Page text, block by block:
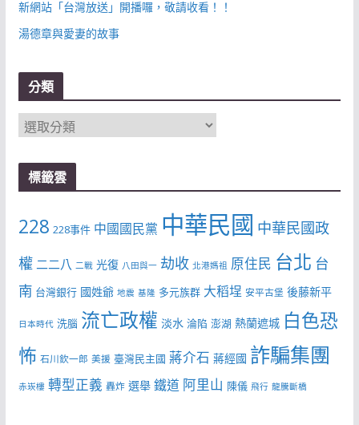
新網站「台灣放送」開播囉，敬請收看！！
湯德章與愛妻的故事
分類
分
標籤雲
228 228事件 中國國民黨 中華民國 中華民國政
權 二二八 二戰 光復 八田與一 劫收 北港媽祖 原住民 台北 台
南 台灣銀行 國姓爺 地震 基隆 多元族群 大稻埕 安平古堡 後藤新平
日本時代 洗腦 流亡政權 淡水 淪陷 澎湖 熱蘭遮城 白色恐
怖 石川欽一郎 美援 臺灣民主國 蔣介石 蔣經國 詐騙集團
赤崁樓 轉型正義 轟炸 選舉 鐵道 阿里山 陳儀 飛行 龍騰斷橋